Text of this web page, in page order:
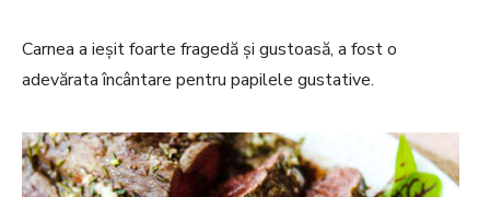
Carnea a ieșit foarte fragedă și gustoasă, a fost o
adevărata încântare pentru papilele gustative.